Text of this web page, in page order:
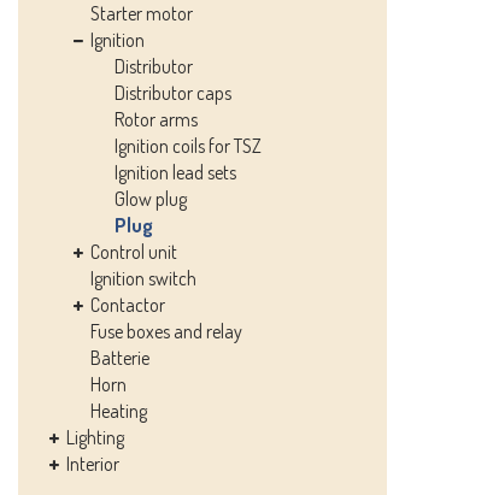
Starter motor
Ignition
Distributor
Distributor caps
Rotor arms
Ignition coils for TSZ
Ignition lead sets
Glow plug
Plug
Control unit
Ignition switch
Contactor
Fuse boxes and relay
Batterie
Horn
Heating
Lighting
Interior